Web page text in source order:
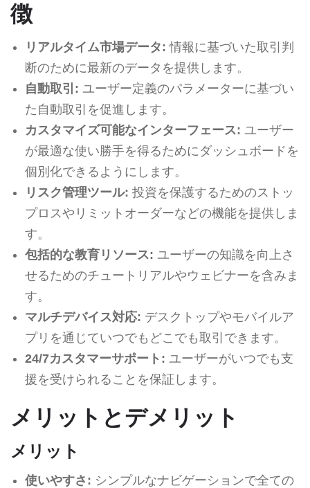
徴
リアルタイム市場データ: 情報に基づいた取引判
断のために最新のデータを提供します。
自動取引: ユーザー定義のパラメーターに基づい
た自動取引を促進します。
カスタマイズ可能なインターフェース: ユーザー
が最適な使い勝手を得るためにダッシュボードを
個別化できるようにします。
リスク管理ツール: 投資を保護するためのストッ
プロスやリミットオーダーなどの機能を提供しま
す。
包括的な教育リソース: ユーザーの知識を向上さ
せるためのチュートリアルやウェビナーを含みま
す。
マルチデバイス対応: デスクトップやモバイルア
プリを通じていつでもどこでも取引できます。
24/7カスタマーサポート: ユーザーがいつでも支
援を受けられることを保証します。
メリットとデメリット
メリット
使いやすさ: シンプルなナビゲーションで全ての